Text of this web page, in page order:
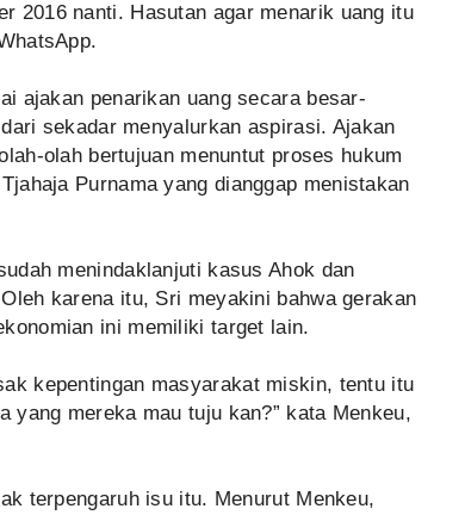
2016 nanti. Hasutan agar menarik uang itu
ajakan penarikan uang secara besar-
sekadar menyalurkan aspirasi. Ajakan
olah bertujuan menuntut proses hukum
Purnama yang dianggap menistakan
menindaklanjuti kasus Ahok dan
karena itu, Sri meyakini bahwa gerakan
ini memiliki target lain.
kepentingan masyarakat miskin, tentu itu
yang mereka mau tuju kan?” kata Menkeu,
terpengaruh isu itu. Menurut Menkeu,